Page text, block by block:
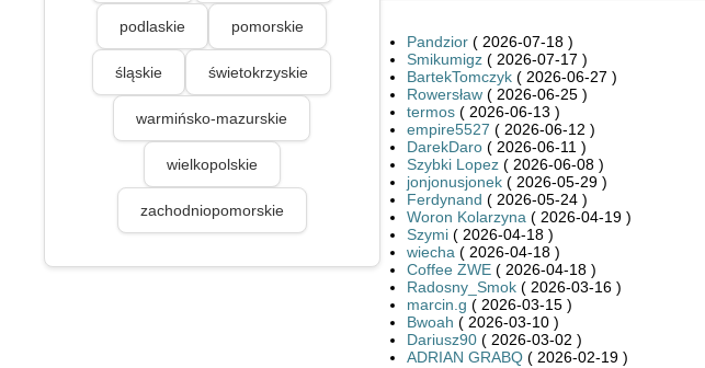
podlaskie pomorskie
śląskie świetokrzyskie
warmińsko-mazurskie
wielkopolskie
zachodniopomorskie
Pandzior( 2026-07-18 )
Smikumigz( 2026-07-17 )
BartekTomczyk( 2026-06-27 )
Rowersław( 2026-06-25 )
termos( 2026-06-13 )
empire5527 ( 2026-06-12 )
DarekDaro( 2026-06-11 )
Szybki Lopez( 2026-06-08 )
jonjonusjonek( 2026-05-29 )
Ferdynand ( 2026-05-24 )
Woron Kolarzyna ( 2026-04-19 )
Szymi( 2026-04-18 )
wiecha ( 2026-04-18 )
Coffee ZWE( 2026-04-18 )
Radosny_Smok( 2026-03-16 )
marcin.g ( 2026-03-15 )
Bwoah ( 2026-03-10 )
Dariusz90( 2026-03-02 )
ADRIAN GRABQ( 2026-02-19 )